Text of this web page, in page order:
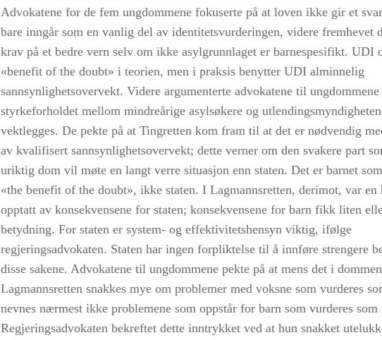
Advokatene for de fem ungdommene fokuserte på at loven ikke gir et
bare inngår som en vanlig del av identitetsvurderingen, videre fremhevet
krav på et bedre vern selv om ikke asylgrunnlaget er barnespesifikt. UDI
«benefit of the doubt» i teorien, men i praksis benytter UDI alminnelig
sannsynlighetsovervekt. Videre argumenterte advokatene til
styrkeforholdet mellom mindreårige asylsøkere og
vektlegges. De pekte på at Tingretten kom fram til at det er nødvendig
av kvalifisert sannsynlighetsovervekt; dette verner om den svakere part
uriktig dom vil møte en langt verre situasjon enn staten. Det er barnet
«the benefit of the doubt», ikke staten. I Lagmannsretten, derimot, var en
opptatt av konsekvensene for staten; konsekvensene for barn fikk liten
betydning. For staten er system- og effektivitetshensyn viktig, ifølge
regjeringsadvokaten. Staten har ingen forpliktelse til å innføre strengere
disse sakene. Advokatene til ungdommene pekte på at mens det i
Lagmannsretten snakkes mye om problemer med voksne som vurderes
nevnes nærmest ikke problemene som oppstår for barn som vurderes som
Regjeringsadvokaten bekreftet dette inntrykket ved at hun snakket